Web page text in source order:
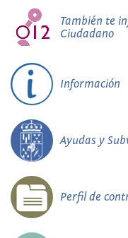
También te
Ciudadano
Información
Ayudas y
Perfil de